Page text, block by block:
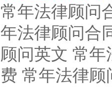
常年法律顾问
年法律顾问合
顾问英文 常
费 常年法律